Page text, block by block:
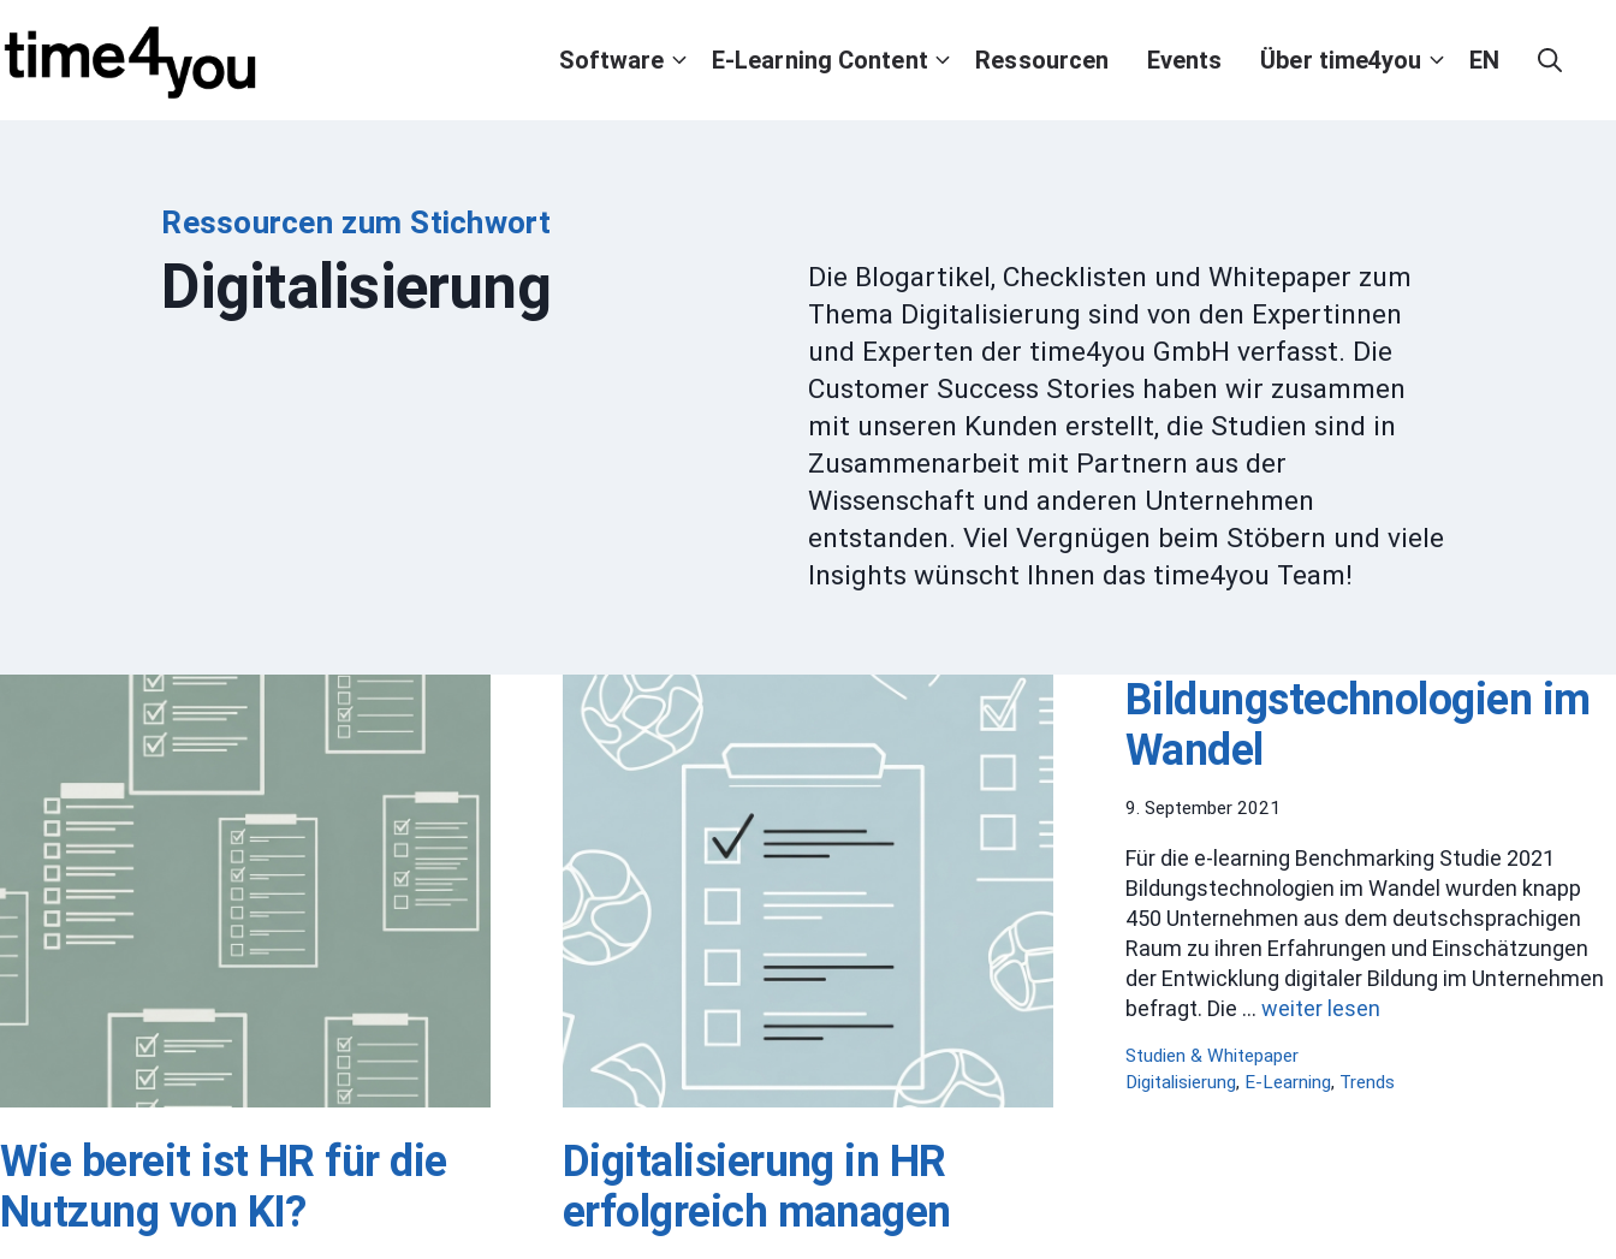
Inhalt
springen
Software E-Learning Content Ressourcen Events Über time4you EN
Ressourcen zum Stichwort
Digitalisierung
Die Blogartikel, Checklisten und Whitepaper zum
Thema Digitalisierung sind von den Expertinnen
und Experten der time4you GmbH verfasst. Die
Customer Success Stories haben wir zusammen
mit unseren Kunden erstellt, die Studien sind in
Zusammenarbeit mit Partnern aus der
Wissenschaft und anderen Unternehmen
entstanden. Viel Vergnügen beim Stöbern und viele
Insights wünscht Ihnen das time4you Team!
Wie bereit ist HR für die
Nutzung von KI?
Digitalisierung in HR
erfolgreich managen
Bildungstechnologien im
Wandel
9. September 2021
Für die e-learning Benchmarking Studie 2021
Bildungstechnologien im Wandel wurden knapp
450 Unternehmen aus dem deutschsprachigen
Raum zu ihren Erfahrungen und Einschätzungen
der Entwicklung digitaler Bildung im Unternehmen
befragt. Die … weiter lesen
Kategorien
Studien & Whitepaper
Schlagwörter
Digitalisierung, E-Learning, Trends